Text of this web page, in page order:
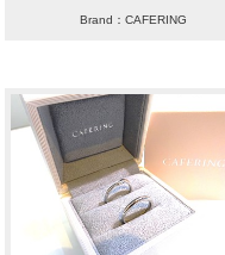
Brand：CAFERING